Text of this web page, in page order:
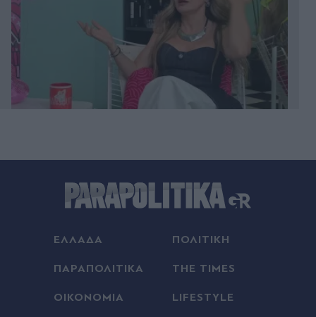
κατάστημα ναυτιλιακών ειδών
Χανιά: Φίδι δάγκωσε 13χρονο στην παραλία
Έλενα Χριστοπούλου: Ποζάρει με μπικίνι στον
ΕΛΛΑΔΑ ΠΟΛΙΤΙΚΗ
ΠΑΡΑΠΟΛΙΤΙΚΑ THE TIMES
ΟΙΚΟΝΟΜΙΑ LIFESTYLE